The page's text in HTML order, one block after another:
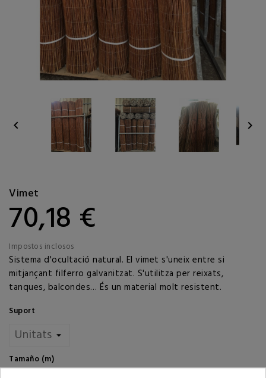
 
Vimet
70,18 €
Impostos inclosos
Sistema d'ocultació natural. El vimet s'uneix entre si
mitjançant filferro galvanitzat. S'utilitza per reixats,
tanques, balcondes… És un material molt resistent.
Suport
Tamaño (m)